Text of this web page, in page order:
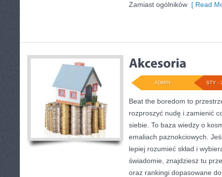
Zamiast ogólników [ Read
STY -
ADMIN
Beat the boredom to
rozproszyć nudę i zamienić
siebie. To baza wiedzy o
emaliach paznokciowych.
lepiej rozumieć skład i
świadomie, znajdziesz tu
oraz rankingi dopasowane